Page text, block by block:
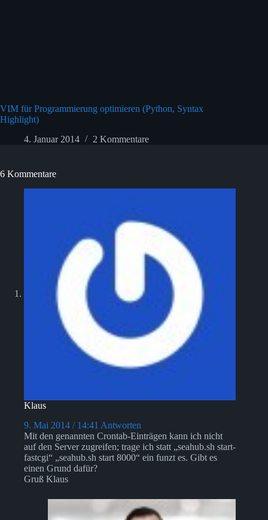
VIM für Programmierung optimieren (Python, Syntax
Highlight)
4. Januar 2014
2 Kommentare
6 Kommentare
Klaus
9. Mai 2014 / 14:41 Antworten
Mit den genannten Crontab-Einträgen kann ich nicht
auf den Server zugreifen; trage ich statt „seahub.sh start-
fastcgi“ „seahub.sh start 8000“ ein funzt es. Gibt es
einen Grund dafür?
Gruß Klaus